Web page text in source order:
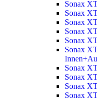
Sonax
Sonax
Sonax
Sonax
Sonax
Sonax
Sonax
Sonax
Sonax
Sonax